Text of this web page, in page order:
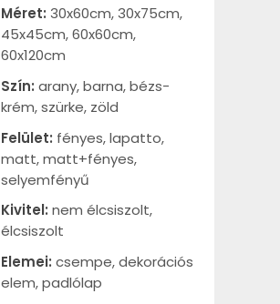
Méret: 30x60cm, 30x75cm,
45x45cm, 60x60cm,
60x120cm
Szín: arany, barna, bézs-
krém, szürke, zöld
Felület: fényes, lapatto,
matt, matt+fényes,
selyemfényű
Kivitel: nem élcsiszolt,
élcsiszolt
Elemei: csempe, dekorációs
elem, padlólap